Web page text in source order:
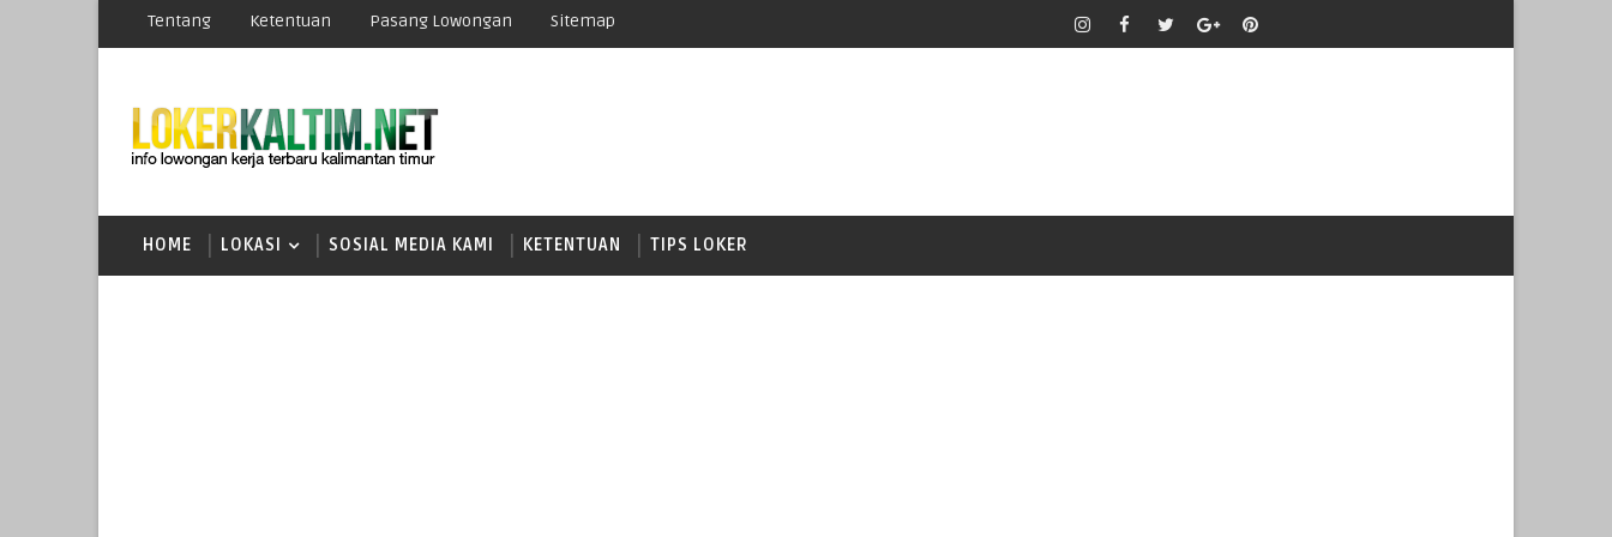
Tentang Ketentuan Pasang Lowongan Sitemap
HOME LOKASI SOSIAL MEDIA KAMI KETENTUAN TIPS LOKER